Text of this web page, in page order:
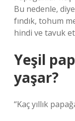
Bu nedenle,
fındık, tohum
hindi ve tavuk
Yeşil
yaşar?
“Kaç yıllık